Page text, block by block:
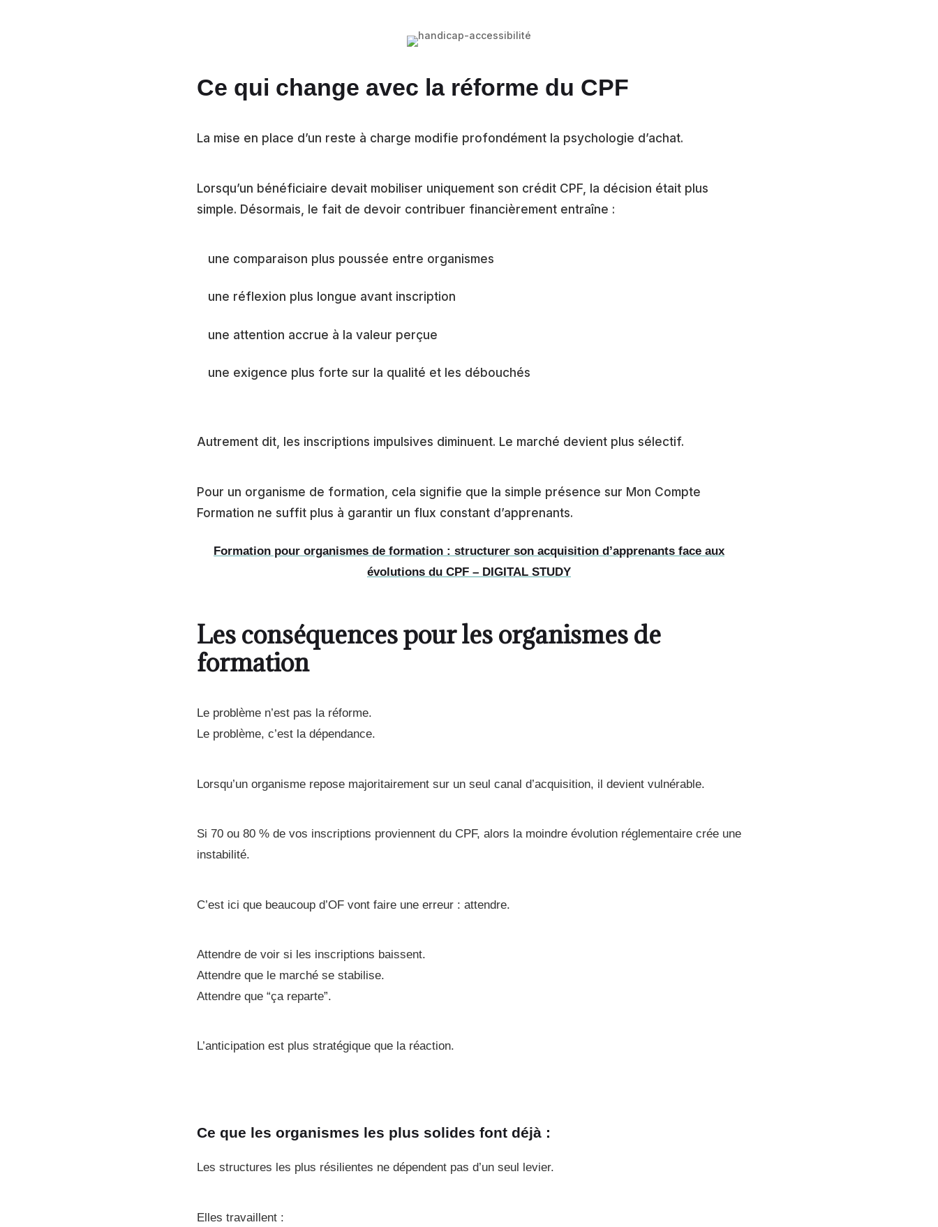
Ce qui change avec la réforme du CPF
La mise en place d’un reste à charge modifie profondément la psychologie d’achat.
Lorsqu’un bénéficiaire devait mobiliser uniquement son crédit CPF, la décision était plus
simple. Désormais, le fait de devoir contribuer financièrement entraîne :
une comparaison plus poussée entre organismes
une réflexion plus longue avant inscription
une attention accrue à la valeur perçue
une exigence plus forte sur la qualité et les débouchés
Autrement dit, les inscriptions impulsives diminuent. Le marché devient plus sélectif.
Pour un organisme de formation, cela signifie que la simple présence sur Mon Compte
Formation ne suffit plus à garantir un flux constant d’apprenants.
Formation pour organismes de formation : structurer son acquisition d’apprenants face aux
évolutions du CPF – DIGITAL STUDY
Les conséquences pour les organismes de
formation
Le problème n’est pas la réforme.
Le problème, c’est la dépendance.
Lorsqu’un organisme repose majoritairement sur un seul canal d’acquisition, il devient vulnérable.
Si 70 ou 80 % de vos inscriptions proviennent du CPF, alors la moindre évolution réglementaire crée une
instabilité.
C’est ici que beaucoup d’OF vont faire une erreur : attendre.
Attendre de voir si les inscriptions baissent.
Attendre que le marché se stabilise.
Attendre que “ça reparte”.
L’anticipation est plus stratégique que la réaction.
Ce que les organismes les plus solides font déjà :
Les structures les plus résilientes ne dépendent pas d’un seul levier.
Elles travaillent :